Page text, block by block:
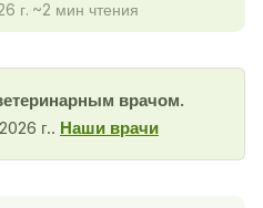
г. ~2 мин чтения
врачом.
г.. Наши врачи